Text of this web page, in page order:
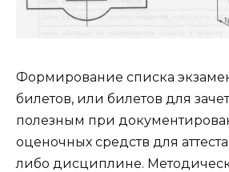
Формирование списка
билетов, или билетов для
полезным при
оценочных средств для
либо дисциплине.